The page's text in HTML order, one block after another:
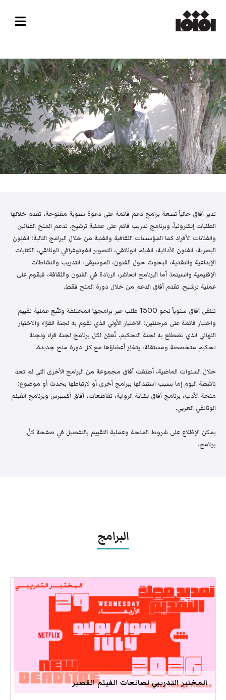
تدير آفاق حالياً تسعة برامج دعم قائمة على دعوة سنوية مفتوحة، تقدم خلالها
الطلبات إلكترونياً، وبرنامج تدريب قائم على عملية ترشيح. تدعم المنح الفنانين
والفنانات الأفراد كما المؤسسات الثقافية والفنية من خلال البرامج التالية: الفنون
البصرية، الفنون الأدائية، الفيلم الوثائقي، التصوير الفوتوغرافي الوثائقي، الكتابات
الإبداعية والنقدية، البحوث حول الفنون، الموسيقى، التدريب والنشاطات
الإقليمية والسينما. أما البرنامج العاشر، الريادة في الفنون والثقافة، فيقوم على
عملية ترشيح. تقدم آفاق الدعم من خلال دورة المنح فقط.
تتلقى آفاق سنوياً نحو 1500 طلب عبر برامجها المختلفة وتتّبع عملية تقييم
واختيار قائمة على مرحلتين: الاختيار الأولي الذي تقوم به لجنة القرّاء والاختيار
النهائي الذي تضطلع به لجنة التحكيم. تُعيّن لكل برنامج لجنة قراء ولجنة
تحكيم متخصصة ومستقلة، يتغيّر أعضاؤها مع كل دورة منح جديدة.
خلال السنوات الماضية، أطلقت آفاق مجموعة من البرامج الأخرى التي لم تعد
ناشطة اليوم إما بسبب استبدالها ببرامج أخرى أو لارتباطها بحدث أو موضوع:
منحة الأدب، برنامج آفاق لكتابة الرواية، تقاطعات، آفاق أكسبرس وبرنامج الفيلم
الوثائقي العربي.
يمكن الإطّلاع على شروط المنحة وعملية التقييم بالتفصيل في صفحة كلّ
برنامج.
البرامج
المختبر التدريبي لصانعات الفيلم القصير